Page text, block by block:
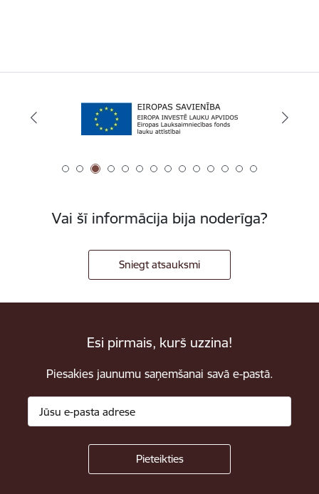
Vai šī informācija bija noderīga?
Sniegt atsauksmi
Esi pirmais, kurš uzzina!
Piesakies jaunumu saņemšanai savā e-pastā.